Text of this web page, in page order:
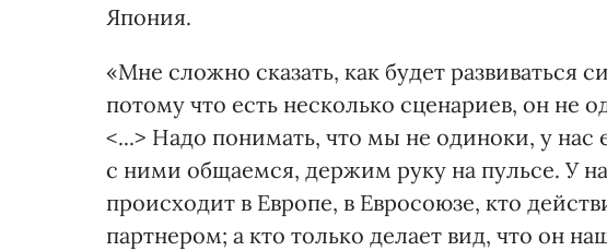
Япония.
«Мне сложно сказать, как будет развиваться
потому что есть несколько сценариев, он
<...> Надо понимать, что мы не одиноки, у нас
с ними общаемся, держим руку на пульсе. У
происходит в Европе, в Евросоюзе, кто
партнером; а кто только делает вид, что он